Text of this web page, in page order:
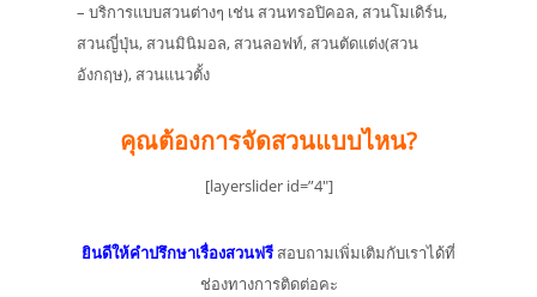
– บริการแบบสวนต่างๆ เช่น สวนทรอปิคอล, สวนโมเดิร์น,
สวนญี่ปุ่น, สวนมินิมอล, สวนลอฟท์, สวนตัดแต่ง(สวน
อังกฤษ), สวนแนวตั้ง
คุณต้องการจัดสวนแบบไหน?
[layerslider id=”4″]
ยินดีให้คำปรึกษาเรื่องสวนฟรี สอบถามเพิ่มเติมกับเราได้ที่
ช่องทางการติดต่อคะ